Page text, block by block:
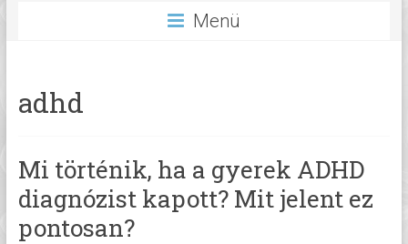
Menü
adhd
Mi történik, ha a gyerek ADHD
diagnózist kapott? Mit jelent ez
pontosan?